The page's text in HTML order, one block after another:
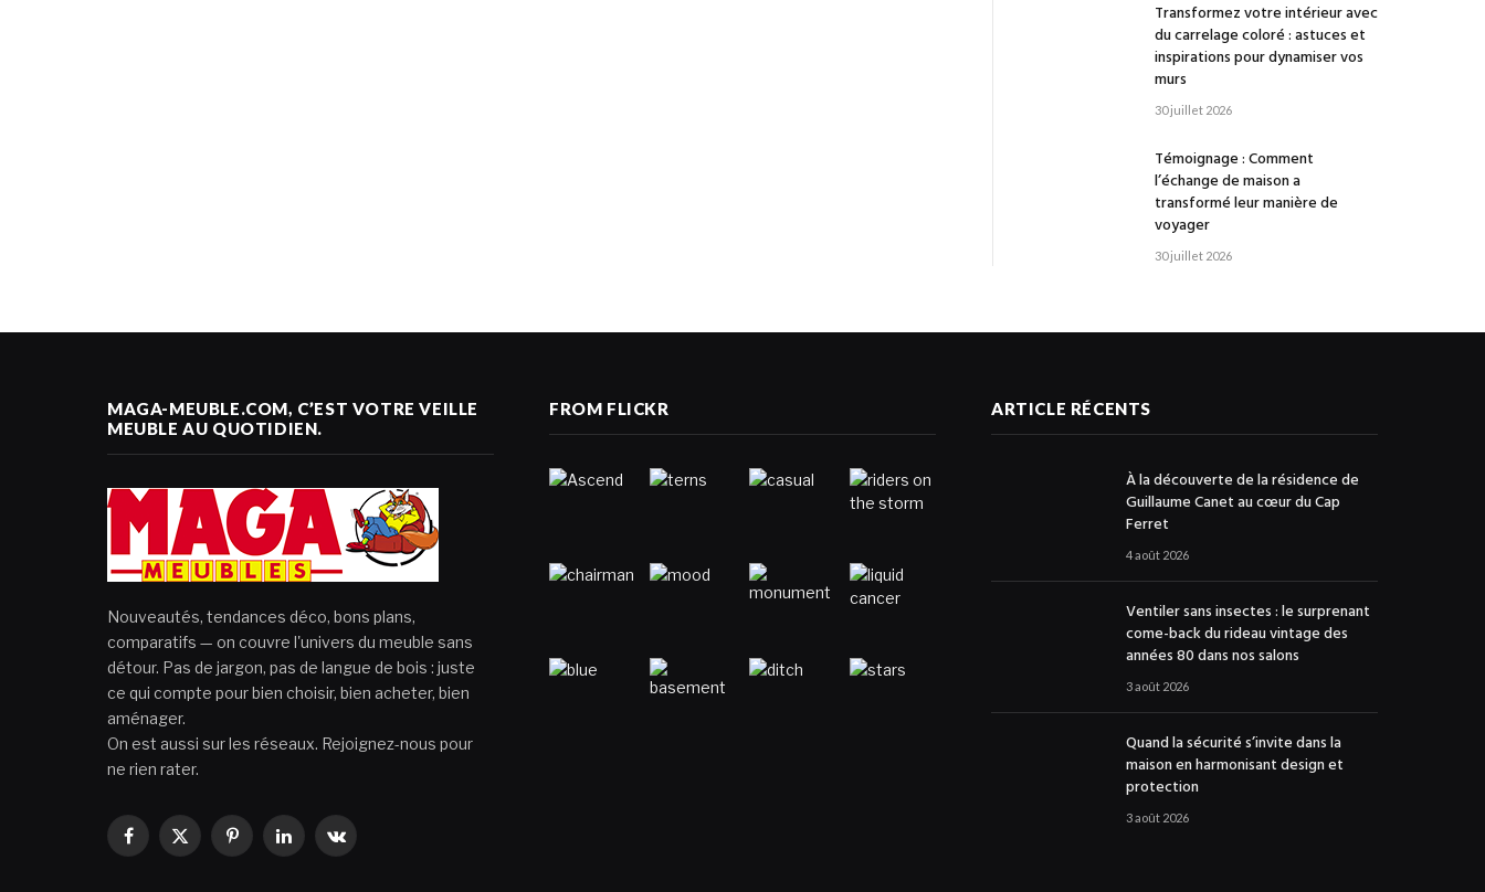
Transformez votre intérieur avec
du carrelage coloré : astuces et
inspirations pour dynamiser vos
murs
30 juillet 2026
Témoignage : Comment
l’échange de maison a
transformé leur manière de
voyager
30 juillet 2026
MAGA-MEUBLE.COM, C’EST VOTRE VEILLE
MEUBLE AU QUOTIDIEN.
Nouveautés, tendances déco, bons plans,
comparatifs — on couvre l'univers du meuble sans
détour. Pas de jargon, pas de langue de bois : juste
ce qui compte pour bien choisir, bien acheter, bien
aménager.
On est aussi sur les réseaux. Rejoignez-nous pour
ne rien rater.
Facebook
X
PinterestLinkedInVKontakte
FROM FLICKR ARTICLE RÉCENTS
À la découverte de la résidence de
Guillaume Canet au cœur du Cap
Ferret
4 août 2026
Ventiler sans insectes : le surprenant
come-back du rideau vintage des
années 80 dans nos salons
3 août 2026
Quand la sécurité s’invite dans la
maison en harmonisant design et
protection
3 août 2026